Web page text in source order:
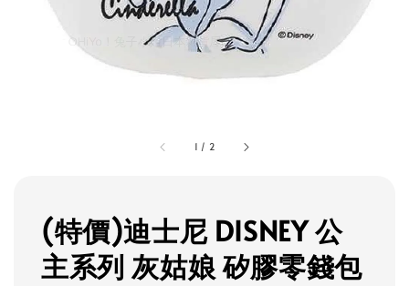
1 / 2
(特價)迪士尼 DISNEY 公
主系列 灰姑娘 矽膠零錢包